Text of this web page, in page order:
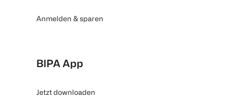
Anmelden & sparen
BIPA App
Jetzt downloaden